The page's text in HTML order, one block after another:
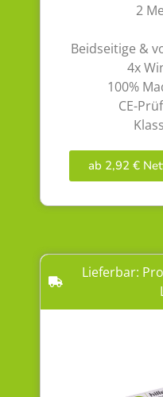
2
Beidseitige &
4x
100%
CE-
ab 2,92 €
Lieferbar: